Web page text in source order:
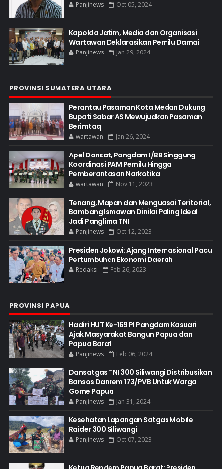
Panjinews Oct 05, 2024
Kapolda Jatim, Media dan Organisasi
Wartawan Deklarasikan Pemilu Damai
Panjinews Jan 29, 2024
PROVINSI SUMATERA UTARA
Perantau Pasaman Kota Medan Dukung
Bupati Sabar AS Mewujudkan Pasaman
Berimtaq
wartawan Jan 26, 2024
Apel Dansat, Pangdam I/BB Singgung
Koordinasi PAM Pemilu Hingga
Pemberantasan Narkotika
wartawan Nov 11, 2023
Tenang, Mapan dan Menguasai Teritorial,
Bambang Ismawan Dinilai Paling Ideal
Jadi Panglima TNI
Panjinews Oct 12, 2023
Presiden Jokowi: Ajang Internasional Pacu
Pertumbuhan Ekonomi Daerah
Redaksi Feb 26, 2023
PROVINSI PAPUA
Hadiri HUT Ke-169 PI Pangdam Kasuari
Ajak Masyarakat Bangun Papua dan
Papua Barat
Panjinews Feb 06, 2024
Dansatgas TNI 300 Siliwangi Distribusikan
Bansos Danrem 173/PVB Untuk Warga
Gome Papua
Panjinews Jan 31, 2024
Kesehatan Lapangan Satgas Mobile
Raider 300 Siliwangi
Panjinews Oct 07, 2023